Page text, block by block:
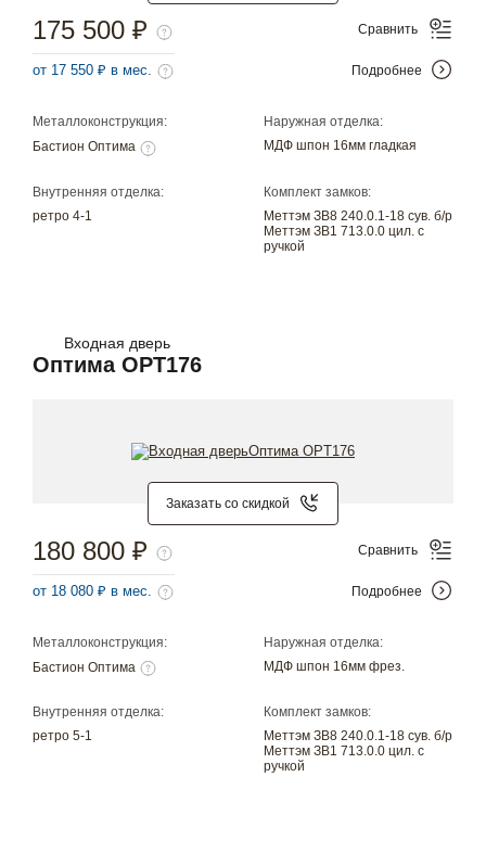
Металлоконструкция:
Бастион Оптима
Наружная отделка:
МДФ шпон 16мм гладкая
Внутренняя отделка:
ретро 4-1
Комплект замков:
Меттэм ЗВ8 240.0.1-18 сув. б/р
Меттэм ЗВ1 713.0.0 цил. с
ручкой
175 500 ₽
от 17 550 ₽ в мес.
Сравнить
Подробнее
Входная дверь
Оптима OPT176
Заказать со скидкой
Металлоконструкция:
Бастион Оптима
Наружная отделка:
МДФ шпон 16мм фрез.
Внутренняя отделка:
ретро 5-1
Комплект замков:
Меттэм ЗВ8 240.0.1-18 сув. б/р
Меттэм ЗВ1 713.0.0 цил. с
ручкой
180 800 ₽
от 18 080 ₽ в мес.
Сравнить
Подробнее